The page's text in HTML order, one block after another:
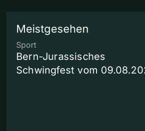
Meistgesehen
Sport
Bern-Jurassisches
Schwingfest vom